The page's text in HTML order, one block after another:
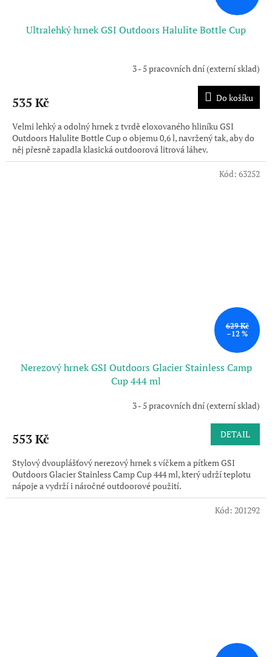
Ultralehký hrnek GSI Outdoors Halulite Bottle Cup
3 - 5 pracovních dní (externí sklad)
535 Kč Do košíku
Velmi lehký a odolný hrnek z tvrdě eloxovaného hliníku GSI
Outdoors Halulite Bottle Cup o objemu 0,6 l, navržený tak, aby do
něj přesně zapadla klasická outdoorová litrová láhev.
629 Kč
–12 %
Nerezový hrnek GSI Outdoors Glacier Stainless Camp
Cup 444 ml
3 - 5 pracovních dní (externí sklad)
553 Kč DETAIL
Stylový dvouplášťový nerezový hrnek s víčkem a pítkem GSI
Outdoors Glacier Stainless Camp Cup 444 ml, který udrží teplotu
nápoje a vydrží i náročné outdoorové použití.
Kód: 63252
Kód: 201292